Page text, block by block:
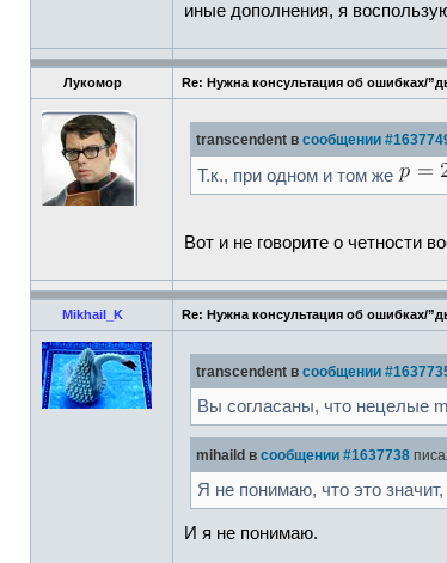
иные дополнения, я
Лукомор Re: Нужна консультация об ошибках/
transcendent в сообщении
Т.к., при одном и том же
Вот и не говорите о четности
Mikhail_K Re: Нужна консультация об ошибках/
transcendent в сообщении
Вы согласаны, что нецелые
mihaild в сообщении #1637738
Я не понимаю, что это
И я не понимаю.